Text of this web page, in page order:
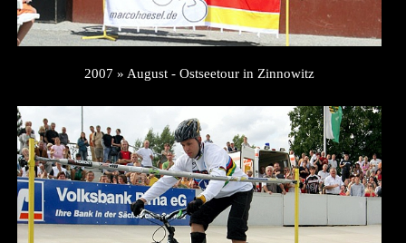
2007 » August - Ostseetour in Zinnowitz